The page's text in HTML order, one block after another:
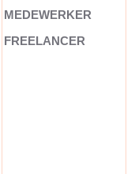
MEDEWERKER
FREELANCER